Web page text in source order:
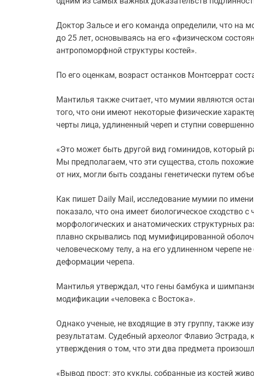
Доктор Зальсе и его команда определили, что на
до 25 лет, основываясь на его «физическом
антропоморфной структуры костей».
По его оценкам, возраст останков Монтсеррат
Мантилья также считает, что мумии являются
того, что они имеют некоторые физические
черты лица, удлиненный череп и ступни
«Это может быть другой вид гоминидов, который
Мы предполагаем, что эти существа, столь
от них, могли быть созданы генетически путем
Как пишет Daily Mail, исследование мумии по
показало, что она имеет биологическое сходство
морфологических и анатомических структурных
плавно скрывались под мумифицированной
человеческому телу, а на его удлиненном черепе
деформации черепа.
Мантилья утверждал, что гены бамбука и
модификации «человека с Востока».
Однако ученые, не входящие в эту группу, также
результатам. Судебный археолог Флавио Эстрада,
утверждения о том, что эти два предмета
«Вывод прост: это куклы, собранные из костей